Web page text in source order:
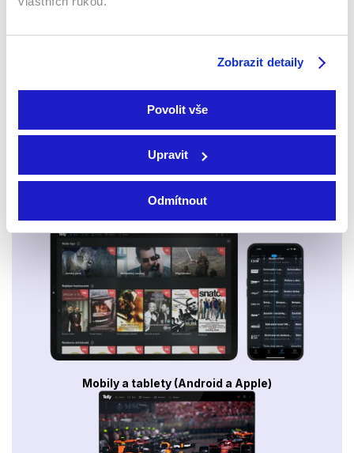
Zobrazit detaily
Povolit vše
Upravit
Odmítnout
Sledovat internetovou televizi jde odkudkoliv
Mobily a tablety (Android a Apple)